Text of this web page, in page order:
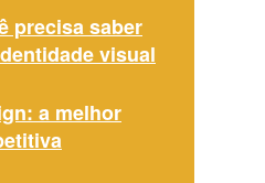
precisa saber
visual
a melhor